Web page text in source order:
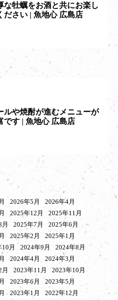
な牡蠣をお酒と共にお楽し
ださい | 魚地心 広島店
ルや焼酎が進むメニューが
です | 魚地心 広島店
2026年5月
2026年4月
2025年12月
2025年11月
月 2025年7月
2025年6月
2025年2月
2025年1月
月 2024年9月
2024年8月
2024年4月
2024年3月
2023年11月
2023年10月
2023年6月
2023年5月
2023年1月
2022年12月